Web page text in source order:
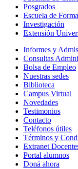
Posgrados
Escuela de
Investigación
Extensión
Informes y
Consultas
Bolsa de Empleo
Nuestras sedes
Biblioteca
Campus Virtual
Novedades
Testimonios
Contacto
Teléfonos útiles
Términos y
Extranet
Portal alumnos
Doná ahora